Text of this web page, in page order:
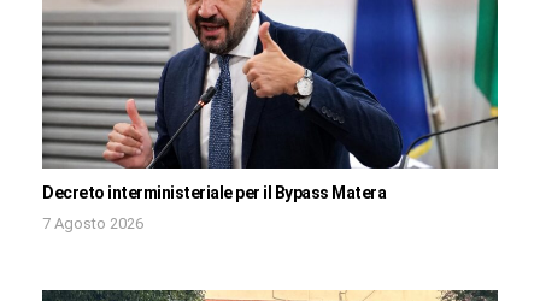
Decreto interministeriale per il Bypass Matera
7 Agosto 2026